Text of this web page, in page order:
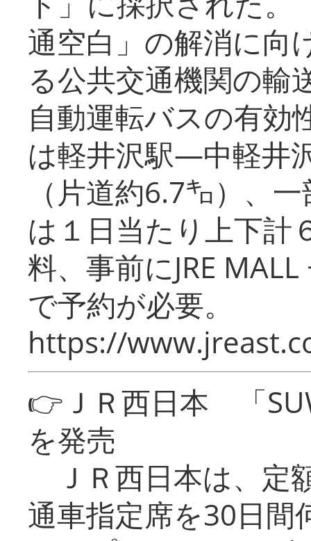
通空白」の解消に向
る公共交通機関の輸
自動運転バスの有効
は軽井沢駅―中軽井
（片道約6.7㌔）、
は１日当たり上下計
料、事前にJRE
で予約が必要。
https://
👉ＪＲ西日本 「
を発売
ＪＲ西日本は、定
通車指定席を30日間